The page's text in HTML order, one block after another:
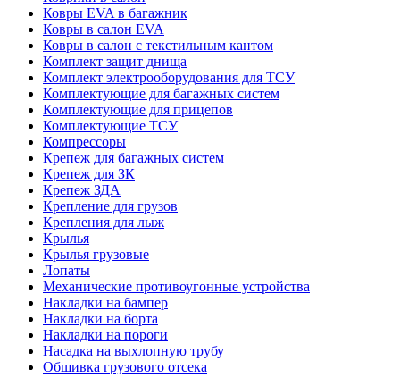
Ковры EVA в багажник
Ковры в салон EVA
Ковры в салон с текстильным кантом
Комплект защит днища
Комплект электрооборудования для ТСУ
Комплектующие для багажных систем
Комплектующие для прицепов
Комплектующие ТСУ
Компрессоры
Крепеж для багажных систем
Крепеж для ЗК
Крепеж ЗДА
Крепление для грузов
Крепления для лыж
Крылья
Крылья грузовые
Лопаты
Механические противоугонные устройства
Накладки на бампер
Накладки на борта
Накладки на пороги
Насадка на выхлопную трубу
Обшивка грузового отсека